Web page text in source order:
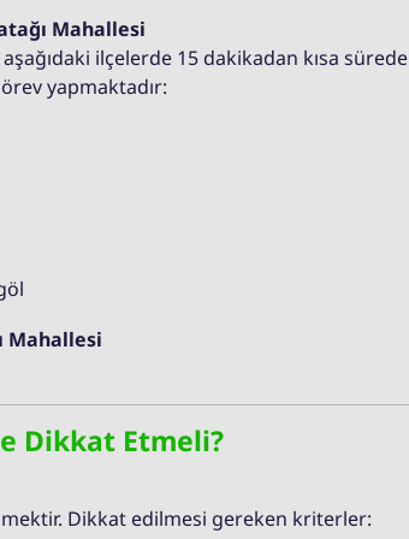
Mahallesi
ilçelerde 15 dakikadan kısa sürede
yapmaktadır:
Mahallesi
Dikkat Etmeli?
Dikkat edilmesi gereken kriterler: